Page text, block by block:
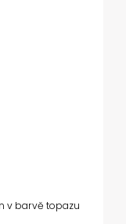
v barvě topazu